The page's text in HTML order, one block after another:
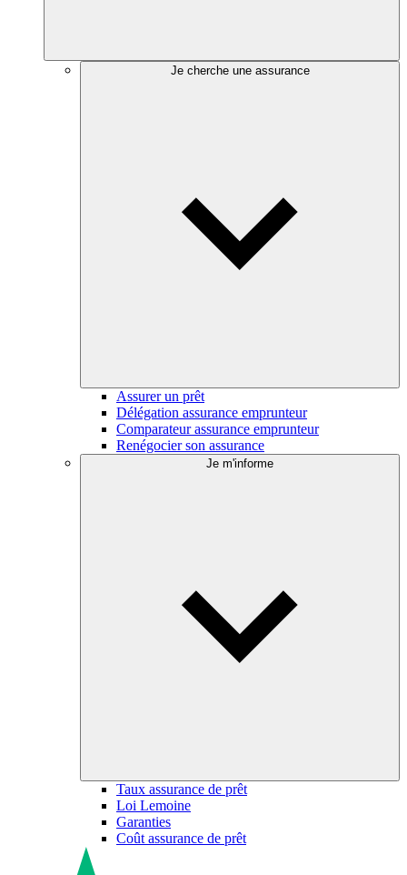
Je cherche une assurance
Assurer un prêt
Délégation assurance emprunteur
Comparateur assurance emprunteur
Renégocier son assurance
Je m'informe
Taux assurance de prêt
Loi Lemoine
Garanties
Coût assurance de prêt